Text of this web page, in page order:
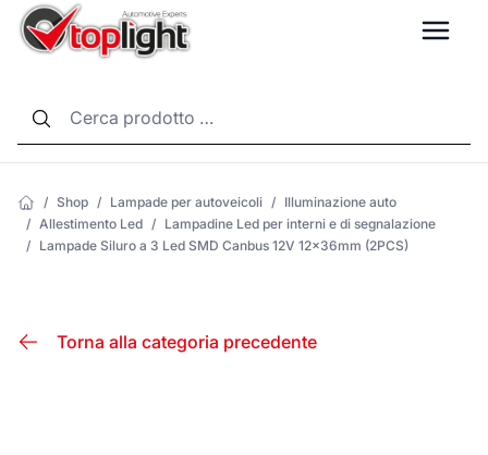
/ Shop / Lampade per autoveicoli / Illuminazione auto
/ Allestimento Led / Lampadine Led per interni e di segnalazione
/ Lampade Siluro a 3 Led SMD Canbus 12V 12x36mm (2PCS)
Torna alla categoria precedente